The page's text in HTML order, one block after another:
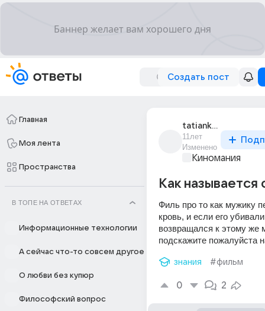
Создать пост
Главная
Моя лента
Пространства
В ТОПЕ НА ОТВЕТАХ
Информационные технологии
А сейчас что-то совсем другое
О любви без купюр
Философский вопрос
tatianka_2368
11лет
Изменено
Киномания
Как называется
Филь про то как мужику
кровь, и если его
возвращался к этому же
подскажите пожалуйста
знания #фильм
0 2